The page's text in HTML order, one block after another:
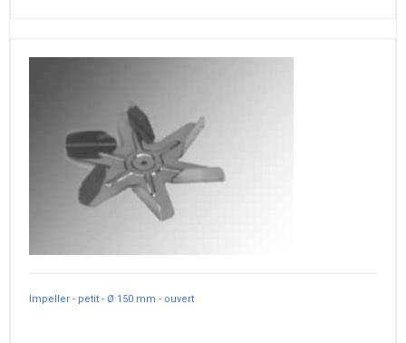
Impeller - petit - Ø 150 mm - ouvert